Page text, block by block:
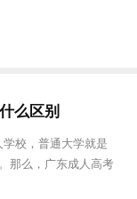
么区别
校，普通大学就是
那么，广东成人高考